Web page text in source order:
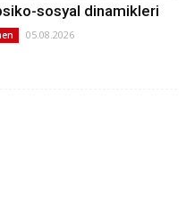
sosyal dinamikleri
05.08.2026